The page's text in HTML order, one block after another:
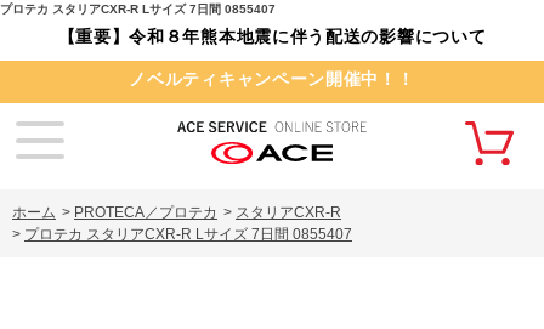
プロテカ スタリアCXR-R Lサイズ 7日間 0855407
【重要】令和８年熊本地震に伴う配送の影響について
ノベルティキャンペーン開催中！！
ホーム > PROTECA／プロテカ > スタリアCXR-R
> プロテカ スタリアCXR-R Lサイズ 7日間 0855407